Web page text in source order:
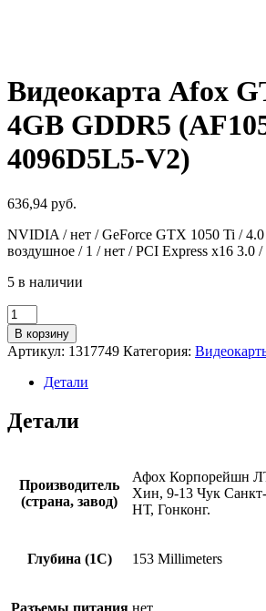
Видеокарта Afox
4GB GDDR5
4096D5L5-V2)
636,94 руб.
NVIDIA / нет / GeForce GTX 1050 Ti /
воздушное / 1 / нет / PCI Express x16 3.0
5 в наличии
Количество
товара
Видеокарта
Afox
GTX1050Ti
GDDR5
(AF1050TI-
В корзину
Артикул: 1317749 Категория:
Детали
Детали
Производитель
(страна, завод)
Афоx Корпорейшн
Хин, 9-13 Чук
НТ, Гонконг.
Глубина (1С) 153 Millimeters
Разъемы питания нет